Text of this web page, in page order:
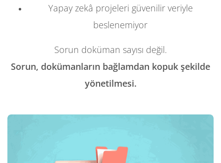
Yapay zekâ projeleri güvenilir veriyle
beslenemiyor
Sorun doküman sayısı değil.
Sorun, dokümanların bağlamdan kopuk şekilde
yönetilmesi.